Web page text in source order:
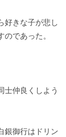
好きな子が悲し
であった。
士仲良くしよう
銀御行はドリン